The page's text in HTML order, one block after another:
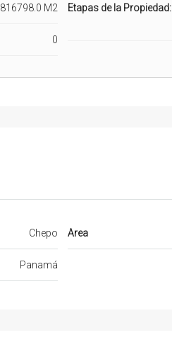
816798.0 M2
0
Etapas de la Propiedad:
Chepo
Panamá
Area